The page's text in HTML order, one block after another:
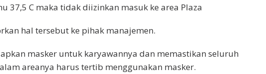
37,5 C maka tidak diizinkan masuk ke area Plaza
hal tersebut ke pihak manajemen.
masker untuk karyawannya dan memastikan seluruh
areanya harus tertib menggunakan masker.